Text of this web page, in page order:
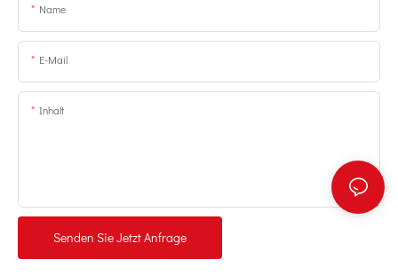
Name
E-Mail
Inhalt
Senden Sie Jetzt Anfrage